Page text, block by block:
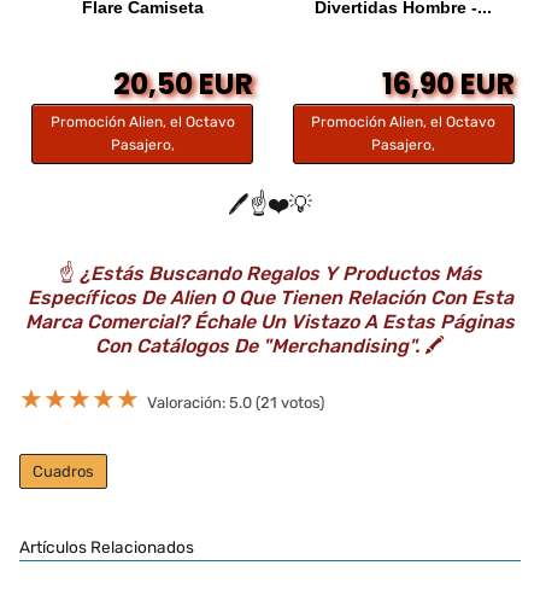
Flare Camiseta
20,50 EUR
Promoción Alien, el Octavo
Pasajero,
Divertidas Hombre -...
16,90 EUR
Promoción Alien, el Octavo
Pasajero,
🖊️☝️❤️💡
☝️ ¿Estás Buscando Regalos Y Productos Más
Específicos De Alien O Que Tienen Relación Con Esta
Marca Comercial? Échale Un Vistazo A Estas Páginas
Con Catálogos De "Merchandising". 🖍️
★★★★★ Valoración: 5.0 (21 votos)
Cuadros
Artículos Relacionados